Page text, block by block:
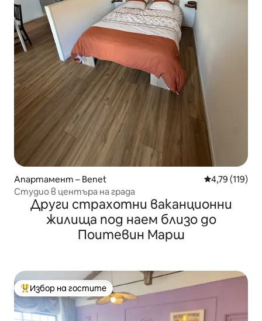
Апартамент – Benet Средна
4,79 (119)
Студио в центъра на града
Други страхотни ваканционни
жилища под наем близо до
Поитевин Марш
Най-популярен избор на гостите
Избор на гостите